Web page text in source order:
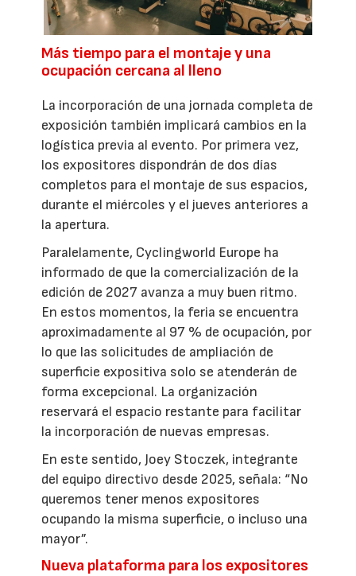
Más tiempo para el montaje y una
ocupación cercana al lleno
La incorporación de una jornada completa de
exposición también implicará cambios en la
logística previa al evento. Por primera vez,
los expositores dispondrán de dos días
completos para el montaje de sus espacios,
durante el miércoles y el jueves anteriores a
la apertura.
Paralelamente, Cyclingworld Europe ha
informado de que la comercialización de la
edición de 2027 avanza a muy buen ritmo.
En estos momentos, la feria se encuentra
aproximadamente al 97 % de ocupación, por
lo que las solicitudes de ampliación de
superficie expositiva solo se atenderán de
forma excepcional. La organización
reservará el espacio restante para facilitar
la incorporación de nuevas empresas.
En este sentido, Joey Stoczek, integrante
del equipo directivo desde 2025, señala: “No
queremos tener menos expositores
ocupando la misma superficie, o incluso una
mayor”.
Nueva plataforma para los expositores